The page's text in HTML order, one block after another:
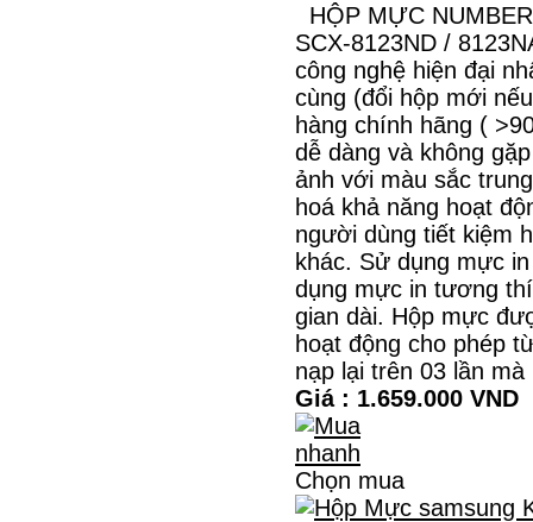
HỘP MỰC
SCX-8123ND /
công nghệ hiện đại
cùng (đổi hộp mới
hàng chính hãng (
dễ dàng và không
ảnh với màu sắc
hoá khả năng hoạt
người dùng tiết kiệm
khác. Sử dụng mực
dụng mực in tương
gian dài. Hộp mực
hoạt động cho phép
nạp lại trên 03 lần
Giá : 1.659.000 VND
Chọn mua